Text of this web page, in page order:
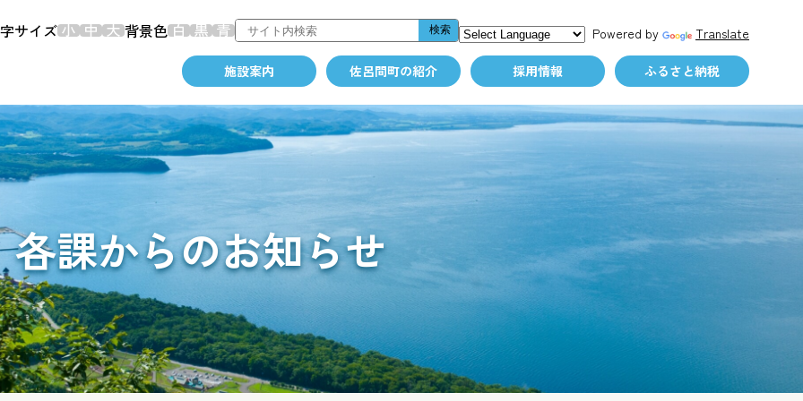
サイズ 背景色 Powered by Translate
施設案内 佐呂間町の紹介 採用情報 ふるさと納税
各課からのお知らせ